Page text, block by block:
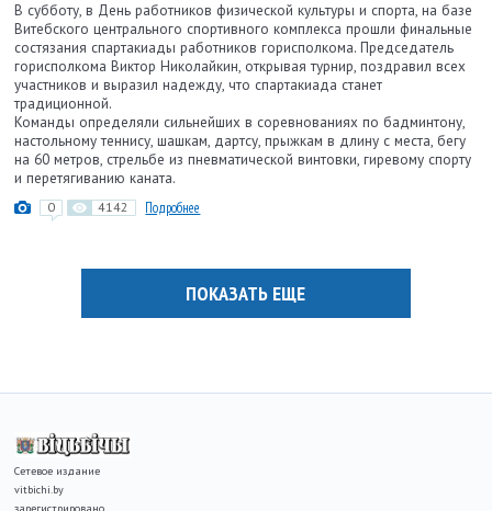
В субботу, в День работников физической культуры и спорта, на базе
Витебского центрального спортивного комплекса прошли финальные
состязания спартакиады работников горисполкома. Председатель
горисполкома Виктор Николайкин, открывая турнир, поздравил всех
участников и выразил надежду, что спартакиада станет
традиционной.
Команды определяли сильнейших в соревнованиях по бадминтону,
настольному теннису, шашкам, дартсу, прыжкам в длину с места, бегу
на 60 метров, стрельбе из пневматической винтовки, гиревому спорту
и перетягиванию каната.
0 4142 Подробнее
ПОКАЗАТЬ ЕЩЕ
Сетевое издание
vitbichi.by